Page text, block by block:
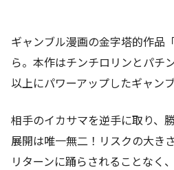
ギャンブル漫画の金字塔的作品
ら。本作はチンチロリンとパチ
以上にパワーアップしたギャン
相手のイカサマを逆手に取り、
展開は唯一無二！リスクの大き
リターンに踊らされることなく